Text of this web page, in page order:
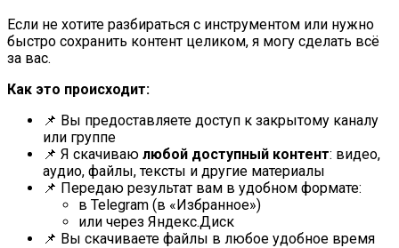
Если не хотите разбираться с инструментом или нужно
быстро сохранить контент целиком, я могу сделать всё
за вас.
Как это происходит:
📌 Вы предоставляете доступ к закрытому каналу
или группе
📌 Я скачиваю любой доступный контент: видео,
аудио, файлы, тексты и другие материалы
📌 Передаю результат вам в удобном формате:
в Telegram (в «Избранное»)
или через Яндекс.Диск
📌 Вы скачиваете файлы в любое удобное время